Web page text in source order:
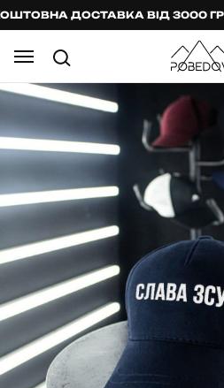
ДОСТАВКА ВІД 3000 ГРН.